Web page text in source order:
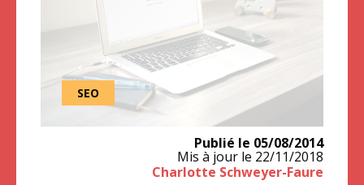
SEO
Publié le 05/08/2014
Mis à jour le 22/11/2018
Charlotte Schweyer-Faure